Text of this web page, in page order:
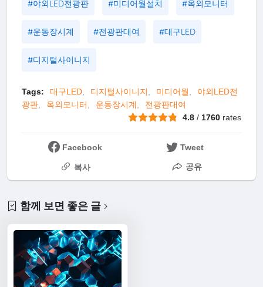
#야외LED전광판 #미디어월설치 #옥외모니터
#운동장시계 #전광판대여 #대구LED
#디지털사이니지
Tags: 대구LED 디지털사이니지 미디어월
야외LED전
광판
옥외모니터 운동장시계
전광판대여
4.8 / 1760 rates
Facebook Tweet
복사 공유
함께 보면 좋은 글